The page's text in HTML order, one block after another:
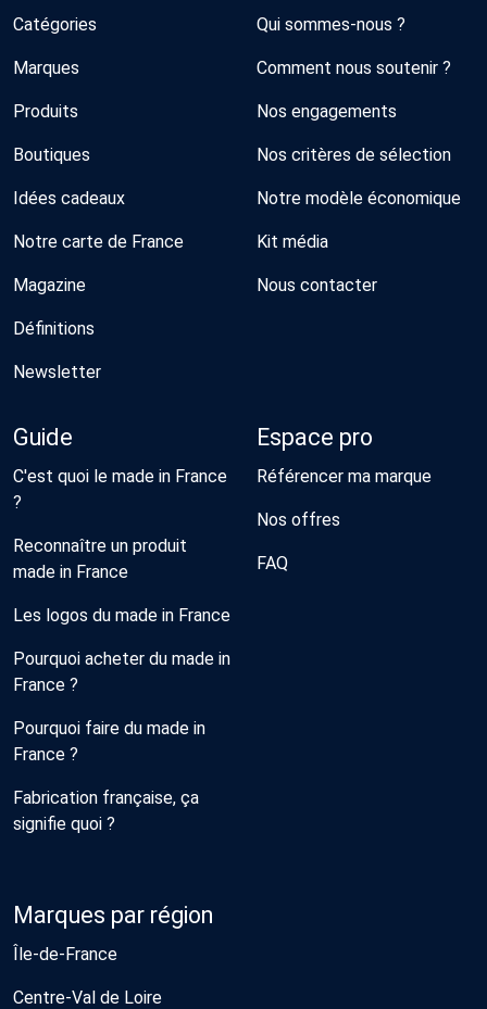
Catégories
Marques
Produits
Boutiques
Idées cadeaux
Notre carte de France
Magazine
Définitions
Newsletter
Qui sommes-nous ?
Comment nous soutenir ?
Nos engagements
Nos critères de sélection
Notre modèle économique
Kit média
Nous contacter
Guide
C'est quoi le made in France
?
Reconnaître un produit
made in France
Les logos du made in France
Pourquoi acheter du made in
France ?
Pourquoi faire du made in
France ?
Fabrication française, ça
signifie quoi ?
Espace pro
Référencer ma marque
Nos offres
FAQ
Marques par région
Île-de-France
Centre-Val de Loire